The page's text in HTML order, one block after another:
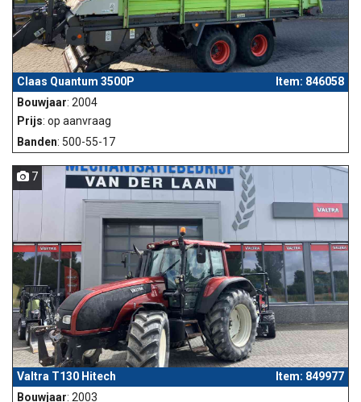
Claas Quantum 3500P
Item: 846058
Bouwjaar: 2004
Prijs: op aanvraag
Banden: 500-55-17
7
Valtra T130 Hitech
Item: 849977
Bouwjaar: 2003